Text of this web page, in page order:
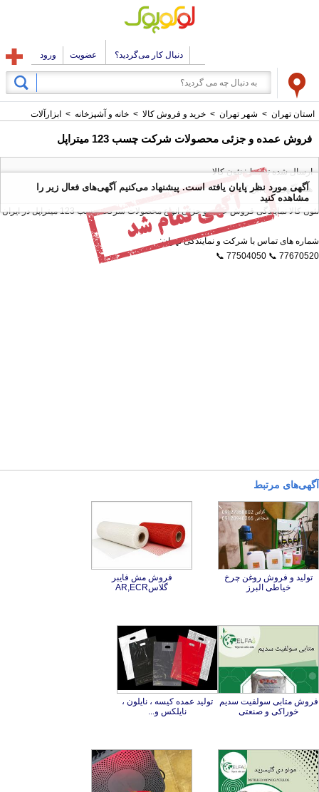
دنبال کار می‌گردید؟ عضویت ورود
استان تهران > شهر تهران > خرید و فروش کالا > خانه و آشپزخانه > ابزارآلات
فروش عمده و جزئی محصولات شرکت چسب 123 میتراپل
ارسال شده توسط : نئون کالا
همه آگهی های این کاربر
نئون کالا نمایندگی فروش عمده و جزئی انواع محصولات شرکت چسب 123 میتراپل در ایران
شماره های تماس با شرکت و نمایندگی تهران:
77670520 📞 77504050 📞
آگهی مورد نظر پایان یافته است. پیشنهاد می‌کنیم آگهی‌های فعال زیر را
مشاهده کنید
آگهی‌های مرتبط
تولید و فروش روغن چرخ
خیاطی البرز
فروش مش فایبر
گلاسAR,ECR
فروش متابی سولفیت سدیم
خوراکی و صنعتی
تولید عمده کیسه ، نایلون ،
نایلکس و...